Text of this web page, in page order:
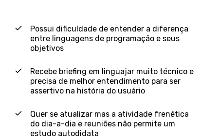
Possui dificuldade de entender a diferença
entre linguagens de programação e seus
objetivos
Recebe briefing em linguajar muito técnico e
precisa de melhor entendimento para ser
assertivo na história do usuário
Quer se atualizar mas a atividade frenética
do dia-a-dia e reuniões não permite um
estudo autodidata